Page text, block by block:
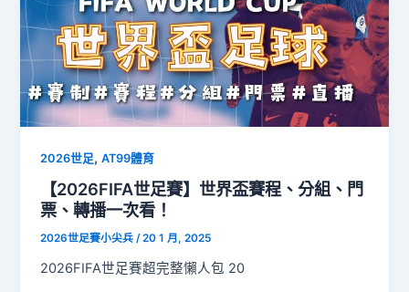
2026世足,AT99體育
【2026FIFA世足賽】世界盃賽程、分組、門
票、轉播一次看！
2026世足賽小尖兵/20 1 月, 2025
2026FIFA世足賽超完整懶人包 20